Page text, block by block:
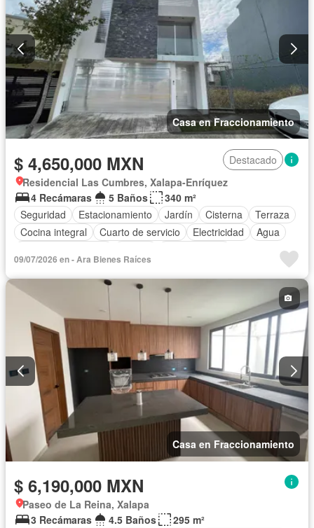
Casa en Fraccionamiento
$ 4,650,000 MXN
Destacado
Residencial Las Cumbres, Xalapa-Enríquez
4 Recámaras
5 Baños
340 m²
Seguridad
Estacionamiento Jardín Cisterna
Terraza
Cocina integral
Cuarto de servicio Electricidad
Agua
Recámara con closet
Conserje
09/07/2026 en - Ara Bienes Raíces
Casa en Fraccionamiento
$ 6,190,000 MXN
Paseo de La Reina, Xalapa
3 Recámaras
4.5 Baños
295 m²